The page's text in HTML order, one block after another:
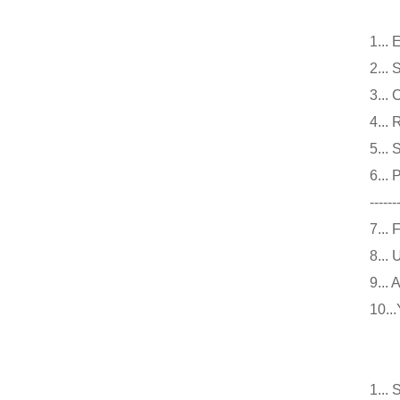
1...
2...
3...
4...
5...
6...
7...
8...
9...
1...